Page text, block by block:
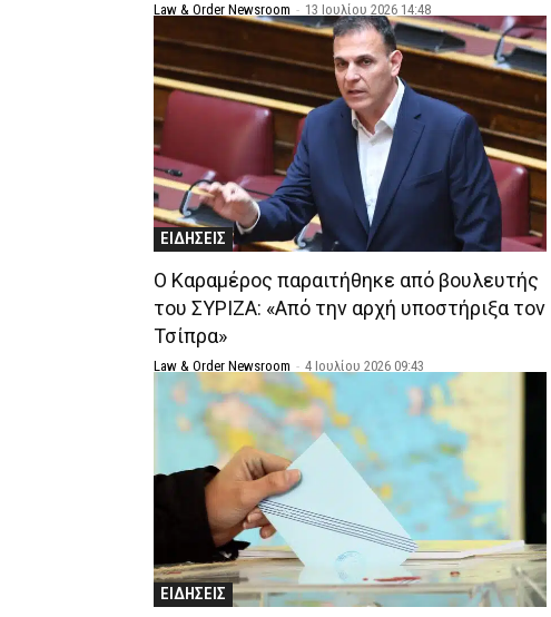
Law & Order Newsroom - 13 Ιουλίου 2026 14:48
ΕΙΔΗΣΕΙΣ
Ο Καραμέρος παραιτήθηκε από βουλευτής
του ΣΥΡΙΖΑ: «Από την αρχή υποστήριξα τον
Τσίπρα»
Law & Order Newsroom - 4 Ιουλίου 2026 09:43
ΕΙΔΗΣΕΙΣ